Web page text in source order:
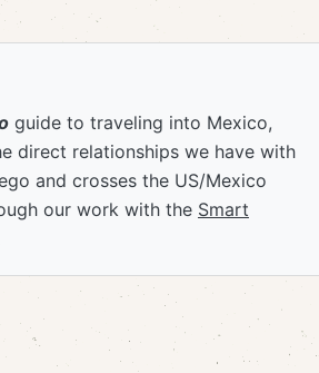
guide to traveling into Mexico,
direct relationships we have with
and crosses the US/Mexico
our work with the Smart